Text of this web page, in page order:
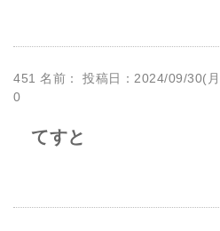
451 名前：
投稿日：2024/09/30(
0
てすと